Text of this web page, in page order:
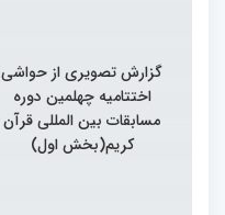
گزارش تصویری از حواشی
اختتامیه چهلمین دوره
مسابقات بین المللی قرآن
کریم(بخش اول)